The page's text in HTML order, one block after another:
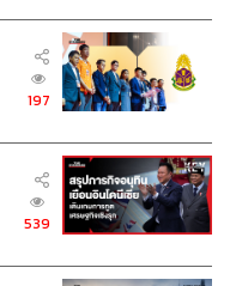
197
539